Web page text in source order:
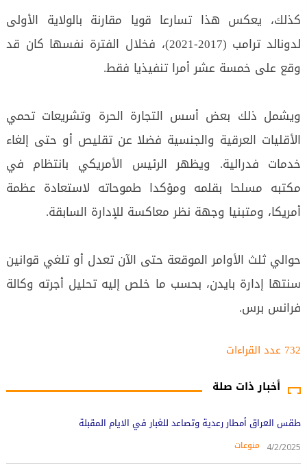
أخبار ذات صلة
طقس العراق أمطار رعدية وتصاعد للغبار في الايام المقبلة
4/2/2025 منوعات
كذلك، يعكس هذا تسارعا قويا مقارنة بالولاية الأولى
لدونالد ترامب (2017-2021)، فخلال الفترة نفسها كان قد
وقع على خمسة عشر أمرا تنفيذيا فقط.
ويشمل ذلك بعض أسس التجارة الحرة وتشريعات تحمي
الأقليات العرقية والجنسية فضلا عن تقليص أو حتى إلغاء
خدمات فدرالية. ويظهر الرئيس الأمريكي بانتظام في
مكتبه مسلحا بقلمه ومؤكدا طموحاته لاستعادة عظمة
أمريكا، ومتبنيا وجهة نظر معاكسة للإدارة السابقة.
حوالي ثلث الأوامر الموقعة حتى الآن تعدل أو تلغي قوانين
سنتها إدارة بايدن، بحسب ما خلص إليه تحليل أجرته وكالة
فرانس برس.
732 عدد القراءات‌‌